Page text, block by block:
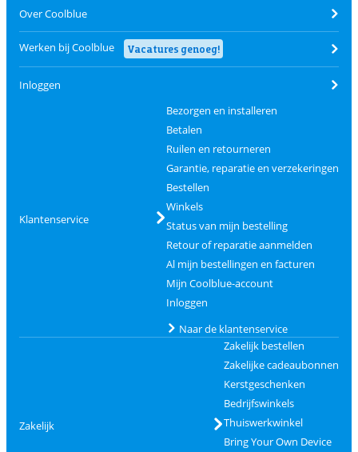
Over Coolblue
Werken bij Coolblue Vacatures genoeg!
Inloggen
Klantenservice
Bezorgen en installeren
Betalen
Ruilen en retourneren
Garantie, reparatie en verzekeringen
Bestellen
Winkels
Status van mijn bestelling
Retour of reparatie aanmelden
Al mijn bestellingen en facturen
Mijn Coolblue-account
Inloggen
Naar de klantenservice
Zakelijk
Zakelijk bestellen
Zakelijke cadeaubonnen
Kerstgeschenken
Bedrijfswinkels
Thuiswerkwinkel
Bring Your Own Device